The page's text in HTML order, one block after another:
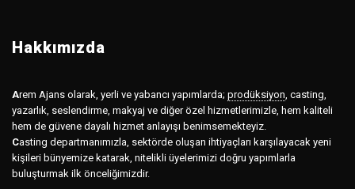
Hakkımızda
Arem Ajans olarak, yerli ve yabancı yapımlarda; prodüksiyon, casting,
yazarlık, seslendirme, makyaj ve diğer özel hizmetlerimizle, hem kaliteli
hem de güvene dayalı hizmet anlayışı benimsemekteyiz.
Casting departmanımızla, sektörde oluşan ihtiyaçları karşılayacak yeni
kişileri bünyemize katarak, nitelikli üyelerimizi doğru yapımlarla
buluşturmak ilk önceliğimizdir.